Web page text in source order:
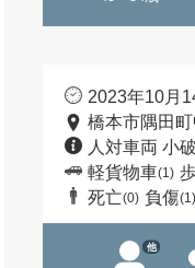
2023年10月
橋本市隅田
人対車両 小
軽貨物車(1)
死亡(0) 負傷(1)
他